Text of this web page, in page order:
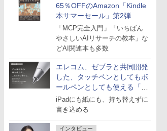
65％OFFのAmazon「Kindle
本サマーセール」第2弾
「MCP完全入門」「いちばん
やさしいAIリサーチの教本」な
どAI関連本も多数
エレコム、ゼブラと共同開発
した、タッチペンとしてもボ
ールペンとしても使える「ス
タイラスツーウェイ」発売
iPadにも紙にも、持ち替えずに
書き込める
インタビュー